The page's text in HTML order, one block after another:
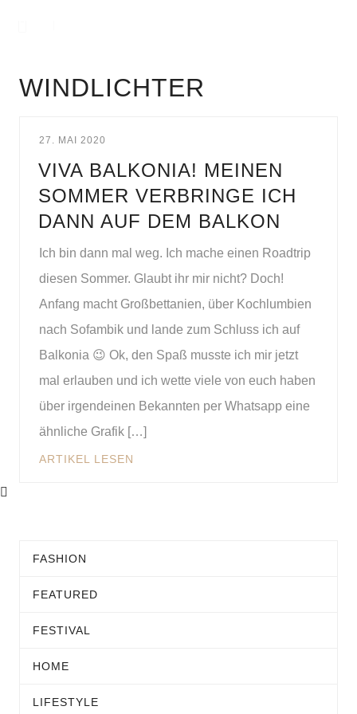
WINDLICHTER
27. MAI 2020
VIVA BALKONIA! MEINEN
SOMMER VERBRINGE ICH
DANN AUF DEM BALKON
Ich bin dann mal weg. Ich mache einen Roadtrip
diesen Sommer. Glaubt ihr mir nicht? Doch!
Anfang macht Großbettanien, über Kochlumbien
nach Sofambik und lande zum Schluss ich auf
Balkonia 😉 Ok, den Spaß musste ich mir jetzt
mal erlauben und ich wette viele von euch haben
über irgendeinen Bekannten per Whatsapp eine
ähnliche Grafik […]
ARTIKEL LESEN
FASHION
FEATURED
FESTIVAL
HOME
LIFESTYLE